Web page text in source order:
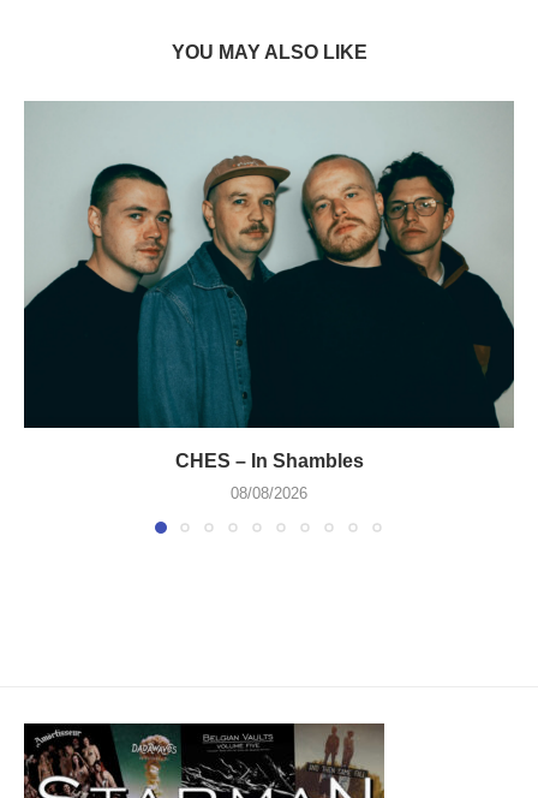
YOU MAY ALSO LIKE
CHES – In Shambles
08/08/2026